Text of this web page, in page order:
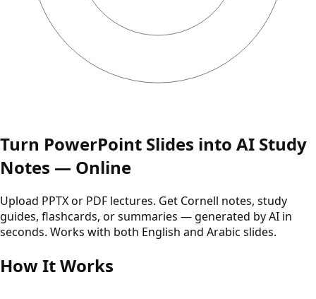
Turn PowerPoint Slides into AI Study
Notes — Online
Upload PPTX or PDF lectures. Get Cornell notes, study
guides, flashcards, or summaries — generated by AI in
seconds. Works with both English and Arabic slides.
How It Works